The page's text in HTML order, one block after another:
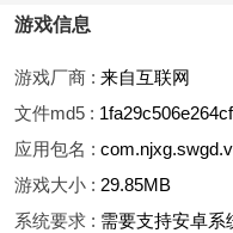
游戏信息
游戏厂商 : 来自互联网
文件md5 :
应用包名 :
游戏大小 : 29.85MB
系统要求 : 需要支持安卓系